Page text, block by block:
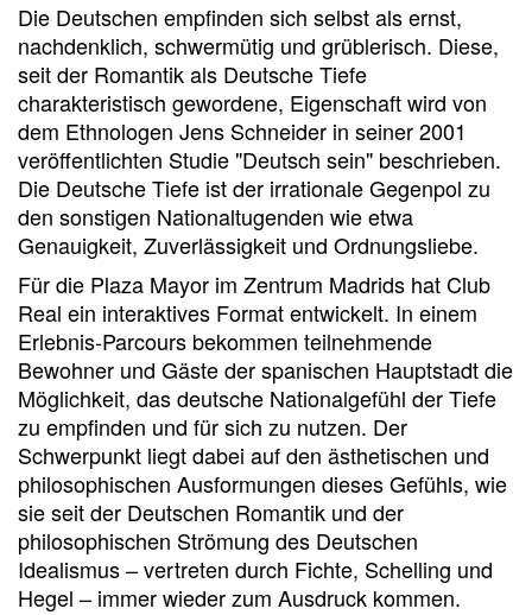
Die Deutschen empfinden sich selbst als ernst,
nachdenklich, schwermütig und grüblerisch. Diese,
seit der Romantik als Deutsche Tiefe
charakteristisch gewordene, Eigenschaft wird von
dem Ethnologen Jens Schneider in seiner 2001
veröffentlichten Studie "Deutsch sein" beschrieben.
Die Deutsche Tiefe ist der irrationale Gegenpol zu
den sonstigen Nationaltugenden wie etwa
Genauigkeit, Zuverlässigkeit und Ordnungsliebe.
Für die Plaza Mayor im Zentrum Madrids hat Club
Real ein interaktives Format entwickelt. In einem
Erlebnis-Parcours bekommen teilnehmende
Bewohner und Gäste der spanischen Hauptstadt die
Möglichkeit, das deutsche Nationalgefühl der Tiefe
zu empfinden und für sich zu nutzen. Der
Schwerpunkt liegt dabei auf den ästhetischen und
philosophischen Ausformungen dieses Gefühls, wie
sie seit der Deutschen Romantik und der
philosophischen Strömung des Deutschen
Idealismus – vertreten durch Fichte, Schelling und
Hegel – immer wieder zum Ausdruck kommen.